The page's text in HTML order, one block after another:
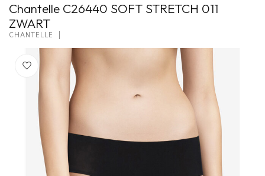
Chantelle C26440 SOFT STRETCH 011
ZWART
CHANTELLE